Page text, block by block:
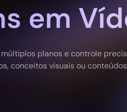
em
planos e controle
conceitos visuais ou